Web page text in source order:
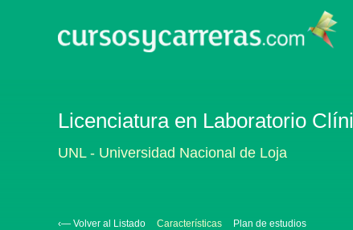
Licenciatura en Laboratorio
UNL - Universidad Nacional de Loja
‹— Volver al Listado Características Plan de estudios